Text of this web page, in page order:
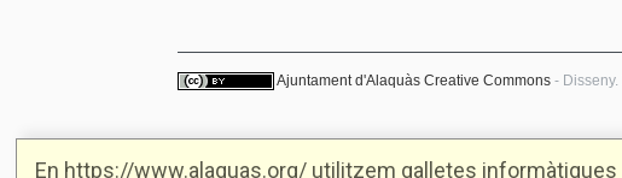
En https://www.alaquas.org/ utilitzem galletes
Ajuntament d'Alaquàs Creative Commons - Disseny.